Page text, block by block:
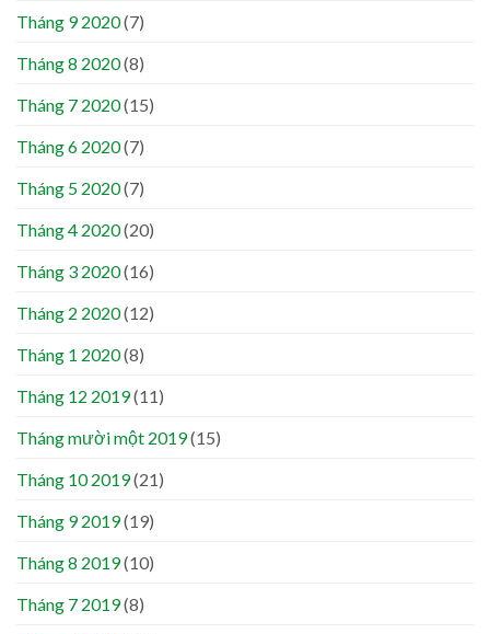
Tháng 9 2020(7)
Tháng 8 2020(8)
Tháng 7 2020(15)
Tháng 6 2020(7)
Tháng 5 2020(7)
Tháng 4 2020(20)
Tháng 3 2020(16)
Tháng 2 2020(12)
Tháng 1 2020(8)
Tháng 12 2019(11)
Tháng mười một 2019(15)
Tháng 10 2019(21)
Tháng 9 2019(19)
Tháng 8 2019(10)
Tháng 7 2019(8)